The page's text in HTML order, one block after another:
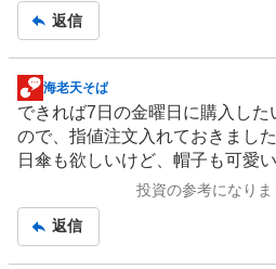
%
、
様
子
見
5
%
、
売
返信
掲
示
板
記
海老天そば
できれば7日の金曜日に購入し
ので、指値注文入れておきました
日傘も欲しいけど、帽子も可愛
投資の参考になりま
返信